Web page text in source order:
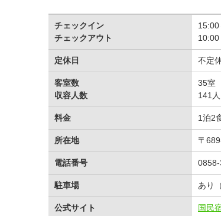
チェックイン
チェックアウト
15:00
10:00
定休日 不定
客室数
収容人数
35室
141人
料金 1泊2
所在地 〒
電話番号 0858-
駐車場 あり
公式サイト 国民